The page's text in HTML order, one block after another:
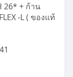
26* + ก้าน
-L ( ของแท้